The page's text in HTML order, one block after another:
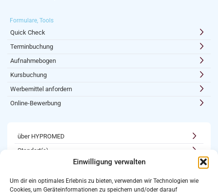
Einwilligung verwalten
Um dir ein optimales Erlebnis zu bieten, verwenden wir Technologien wie
Cookies, um Geräteinformationen zu speichern und/oder darauf
Formulare, Tools
Quick Check
Terminbuchung
Aufnahmebogen
Kursbuchung
Werbemittel anfordern
Online-Bewerbung
über HYPROMED
Standort(e)
Karriere
Newsletter